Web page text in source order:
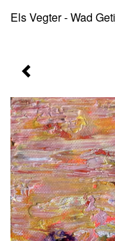
Els Vegter - Wad